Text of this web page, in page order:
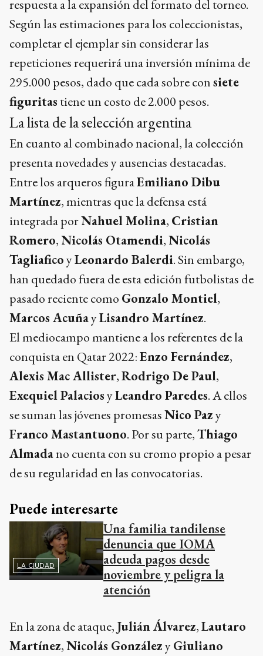
respuesta a la expansión del formato del torneo.
Según las estimaciones para los coleccionistas,
completar el ejemplar sin considerar las
repeticiones requerirá una inversión mínima de
295.000 pesos, dado que cada sobre consiete
figuritas tiene un costo de 2.000 pesos.
La lista de la selección argentina
En cuanto al combinado nacional, la colección
presenta novedades y ausencias destacadas.
Entre los arqueros figuraEmiliano Dibu
Martínez, mientras que la defensa está
integrada porNahuel Molina, Cristian
Romero,Nicolás Otamendi,Nicolás
TagliaficoyLeonardo Balerdi. Sin embargo,
han quedado fuera de esta edición futbolistas de
pasado reciente como Gonzalo Montiel,
Marcos AcuñayLisandro Martínez.
El mediocampo mantiene a los referentes de la
conquista en Qatar 2022:Enzo Fernández,
Alexis Mac Allister,Rodrigo De Paul,
Exequiel PalaciosyLeandro Paredes. A ellos
se suman las jóvenes promesasNico Pazy
Franco Mastantuono. Por su parte,Thiago
Almadano cuenta con su cromo propio a pesar
de su regularidad en las convocatorias.
Puede interesarte
LA CIUDAD
Una familia tandilense
denuncia que IOMA
adeuda pagos desde
noviembre y peligra la
atención
En la zona de ataque, Julián Álvarez,Lautaro
Martínez,Nicolás GonzálezyGiuliano